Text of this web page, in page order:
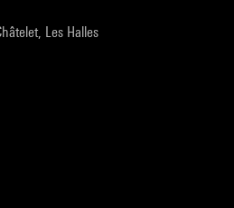
Les Halles